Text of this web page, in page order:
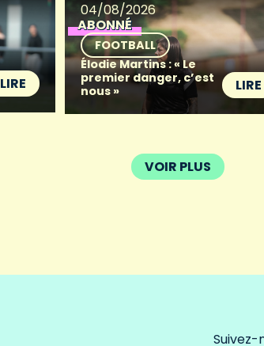
LIRE
04/08/2026
ABONNÉ
FOOTBALL
Élodie Martins : « Le
premier danger, c’est
nous »
LIRE
VOIR PLUS
Suivez-